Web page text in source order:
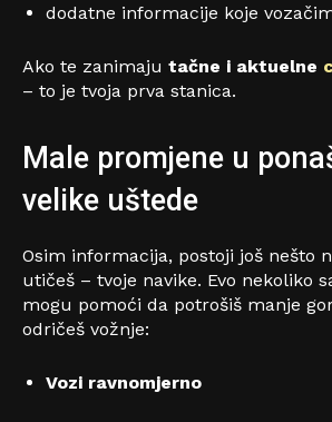
dodatne informacije koje
Ako te zanimaju tačne i aktuelne
– to je tvoja prva stanica.
Male promjene u
velike uštede
Osim informacija, postoji još nešto
utičeš – tvoje navike. Evo nekoliko
mogu pomoći da potrošiš manje
odričeš vožnje:
Vozi ravnomjerno